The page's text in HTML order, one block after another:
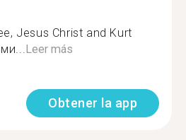
Jesus Christ and Kurt
Leer más
Obtener la app